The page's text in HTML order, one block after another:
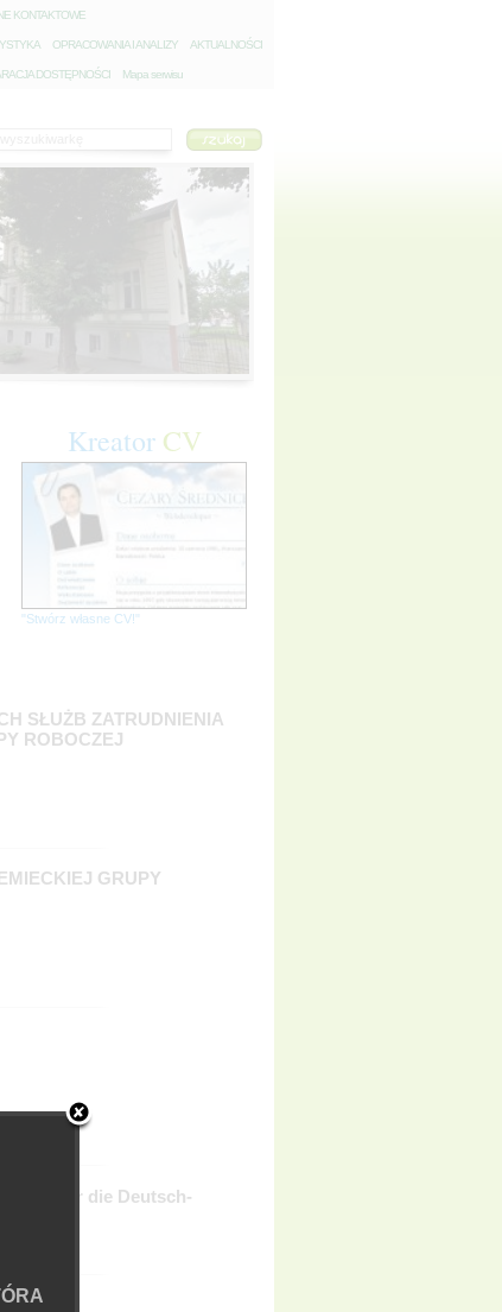
KONTAKTOWE
OPRACOWANIA I ANALIZY AKTUALNOŚCI
DOSTĘPNOŚCI Mapa serwisu
Kreator CV
"Stwórz własne CV!"
SŁUŻB ZATRUDNIENIA
ROBOCZEJ
GRUPY
uber die Deutsch-